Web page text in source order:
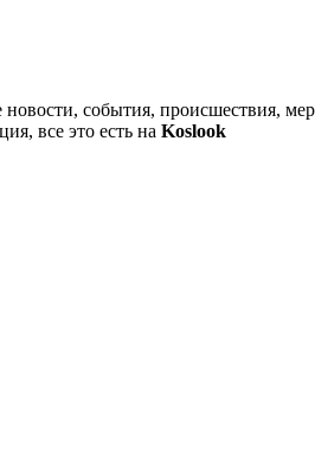
события, происшествия,
все это есть на Koslook